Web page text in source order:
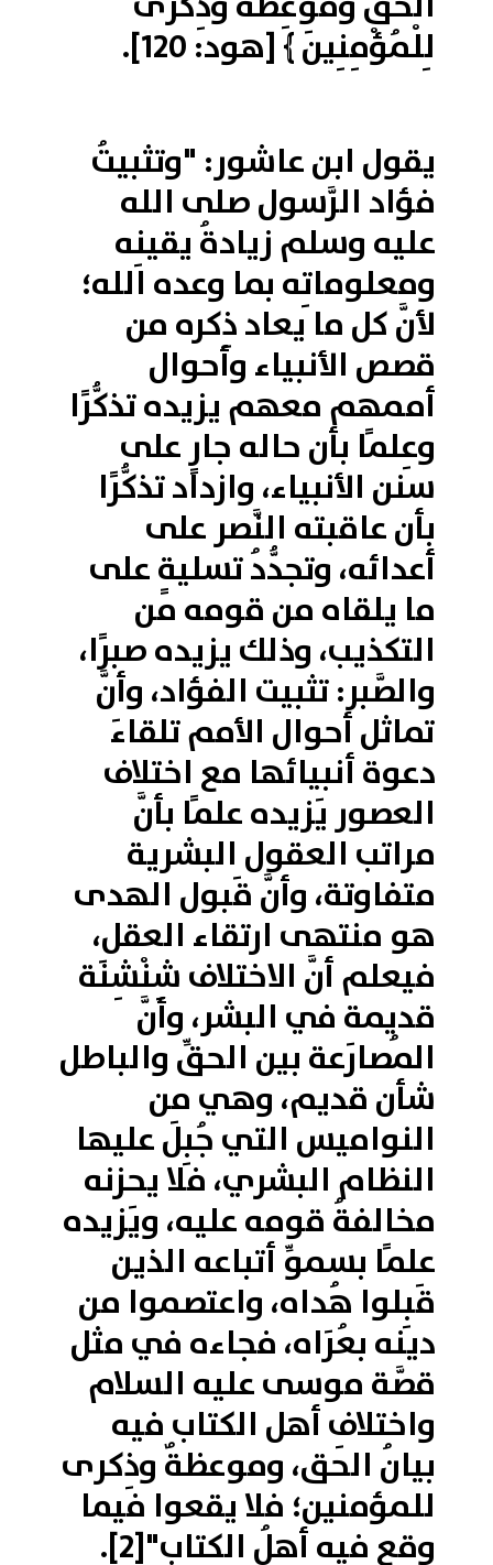
لِلْمُؤْمِنِينَ ﴾ [هود: 120].
يقول ابن عاشور: "وتثبيتُ
فؤاد الرَّسول صلى الله
عليه وسلم زيادةُ يقينِه
ومعلوماتِه بما وعده الله؛
لأنَّ كل ما يعاد ذِكره من
قصص الأنبياء وأحوال
أممهم معهم يزيده تذكُّرًا
وعِلمًا بأن حاله جارٍ على
سنن الأنبياء، وازداد تذكُّرًا
بأن عاقبته النَّصر على
أعدائه، وتجدُّدُ تسليةٍ على
ما يلقاه من قومه من
التكذيب، وذلك يزيده صبرًا،
والصَّبر: تثبيت الفؤاد، وأنَّ
تماثل أحوال الأمم تلقاءَ
دعوة أنبيائها مع اختلاف
العصور يَزيده علمًا بأنَّ
مراتب العقول البشرية
متفاوتة، وأنَّ قَبول الهدى
هو منتهى ارتقاء العقل،
فيعلم أنَّ الاختلاف شِنْشِنَة
قديمة في البشر، وأنَّ
المُصارَعة بين الحقِّ والباطل
شأن قديم، وهي من
النواميس التي جُبِلَ عليها
النظام البشري، فلا يحزنه
مخالفةُ قومه عليه، ويَزيده
علمًا بسموِّ أتباعه الذين
قَبِلوا هُداه، واعتصموا من
دينه بعُرَاه، فجاءه في مثل
قصَّة موسى عليه السلام
واختلافِ أهل الكتاب فيه
بيانُ الحق، وموعظةٌ وذِكرى
للمؤمنين؛ فلا يقعوا فيما
وقع فيه أهلُ الكتاب"[2]
.